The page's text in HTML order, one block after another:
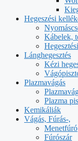
Hegeszési
Kábelek,
Lánghegesztés
Kézi
Plazmavágás
Plazma
Kemikáliák
Vágás, Fúrás-,
Menetfúró
Fúrószár